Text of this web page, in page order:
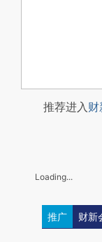
推荐进入
Loading...
推广 财新